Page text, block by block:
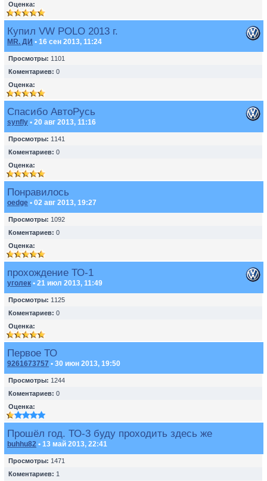
Оценка:
Купил VW POLO 2013 г.
MR. ДИ • 16 сен 2013, 11:24
Просмотры: 1101
Коментариев: 0
Оценка:
Спасибо АвтоРусь
synfly • 20 авг 2013, 11:16
Просмотры: 1141
Коментариев: 0
Оценка:
Понравилось
oedge • 02 авг 2013, 19:27
Просмотры: 1092
Коментариев: 0
Оценка:
прохождение ТО-1
уголек • 21 июл 2013, 11:49
Просмотры: 1125
Коментариев: 0
Оценка:
Первое ТО
9261673757 • 30 июн 2013, 19:50
Просмотры: 1244
Коментариев: 0
Оценка:
Прошёл год. ТО-3 буду проходить здесь же
buhhu82 • 13 май 2013, 22:41
Просмотры: 1471
Коментариев: 1